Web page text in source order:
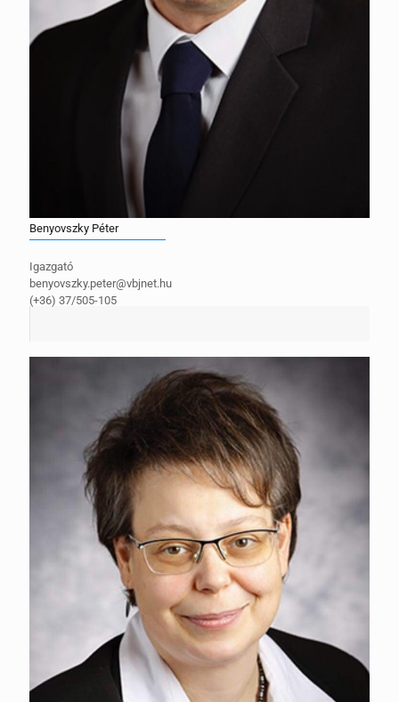
Benyovszky Péter
Igazgató
benyovszky.peter@vbjnet.hu
(+36) 37/505-105